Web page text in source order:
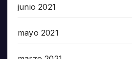
junio 2021
mayo 2021